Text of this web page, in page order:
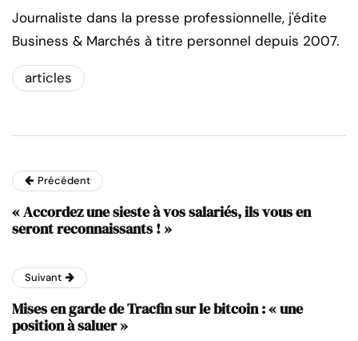
Journaliste dans la presse professionnelle, j'édite
Business & Marchés à titre personnel depuis 2007.
articles
Précédent
« Accordez une sieste à vos salariés, ils vous en
seront reconnaissants ! »
Suivant
Mises en garde de Tracfin sur le bitcoin : « une
position à saluer »